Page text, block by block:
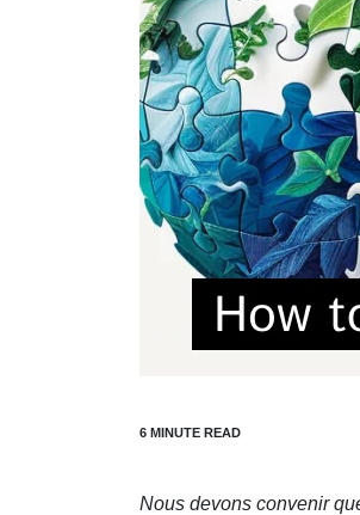
Nous devons convenir